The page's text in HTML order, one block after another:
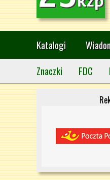
Katalogi
Znaczki
FDC